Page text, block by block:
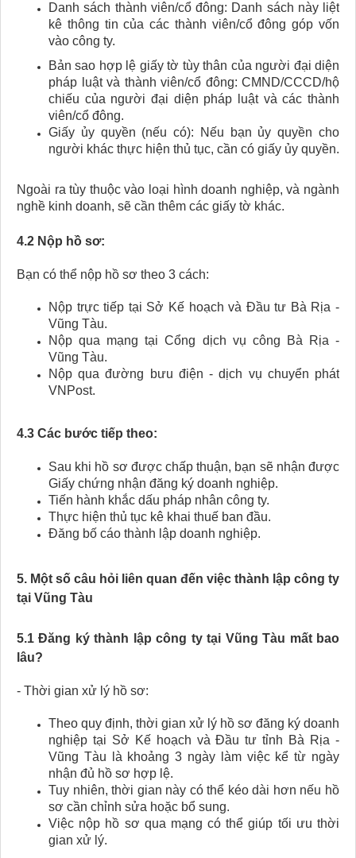
Danh sách thành viên/cổ đông: Danh sách này liệt
kê thông tin của các thành viên/cổ đông góp vốn
vào công ty.
Bản sao hợp lệ giấy tờ tùy thân của người đại diện
pháp luật và thành viên/cổ đông: CMND/CCCD/hộ
chiếu của người đại diện pháp luật và các thành
viên/cổ đông.
Giấy ủy quyền (nếu có): Nếu bạn ủy quyền cho
người khác thực hiện thủ tục, cần có giấy ủy quyền.
Ngoài ra tùy thuộc vào loại hình doanh nghiệp, và ngành
nghề kinh doanh, sẽ cần thêm các giấy tờ khác.
4.2 Nộp hồ sơ:
Bạn có thể nộp hồ sơ theo 3 cách:
Nộp trực tiếp tại Sở Kế hoạch và Đầu tư Bà Rịa -
Vũng Tàu.
Nộp qua mạng tại Cổng dịch vụ công Bà Rịa -
Vũng Tàu.
Nộp qua đường bưu điện - dịch vụ chuyển phát
VNPost.
4.3 Các bước tiếp theo:
Sau khi hồ sơ được chấp thuận, bạn sẽ nhận được
Giấy chứng nhận đăng ký doanh nghiệp.
Tiến hành khắc dấu pháp nhân công ty.
Thực hiện thủ tục kê khai thuế ban đầu.
Đăng bố cáo thành lập doanh nghiệp.
5. Một số câu hỏi liên quan đến việc thành lập công ty
tại Vũng Tàu
5.1 Đăng ký thành lập công ty tại Vũng Tàu mất bao
lâu?
- Thời gian xử lý hồ sơ:
Theo quy định, thời gian xử lý hồ sơ đăng ký doanh
nghiệp tại Sở Kế hoạch và Đầu tư tỉnh Bà Rịa -
Vũng Tàu là khoảng 3 ngày làm việc kể từ ngày
nhận đủ hồ sơ hợp lệ.
Tuy nhiên, thời gian này có thể kéo dài hơn nếu hồ
sơ cần chỉnh sửa hoặc bổ sung.
Việc nộp hồ sơ qua mạng có thể giúp tối ưu thời
gian xử lý.